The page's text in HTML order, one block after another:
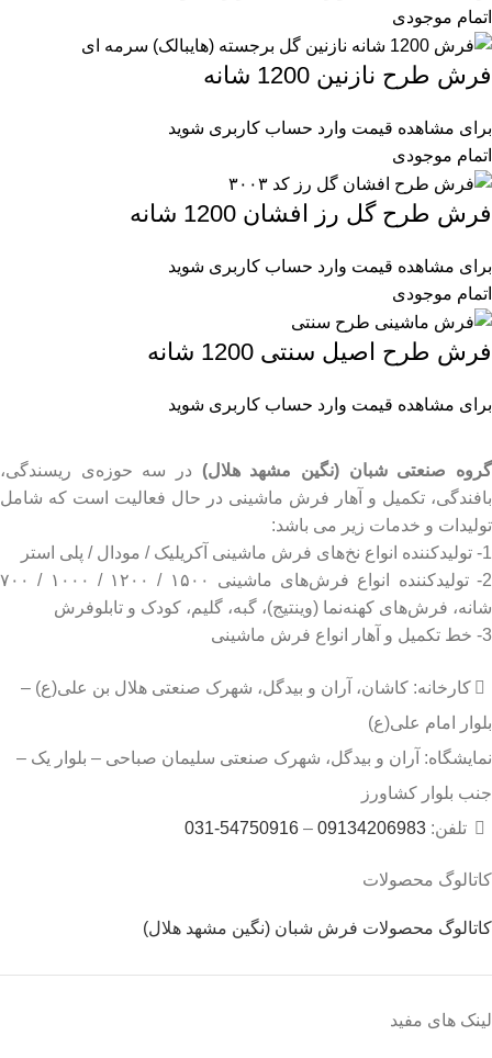
اتمام موجودی
فرش طرح نازنین 1200 شانه
برای مشاهده قیمت وارد حساب کاربری شوید
اتمام موجودی
فرش طرح گل رز افشان 1200 شانه
برای مشاهده قیمت وارد حساب کاربری شوید
اتمام موجودی
فرش طرح اصیل سنتی 1200 شانه
برای مشاهده قیمت وارد حساب کاربری شوید
گروه صنعتی شبان (نگین مشهد هلال) در سه حوزه‌ی ریسندگی،
بافندگی، تکمیل و آهار فرش ماشینی در حال فعالیت است که شامل
تولیدات و خدمات زیر می باشد:
1- تولیدکننده انواع نخ‌های فرش ماشینی آکریلیک / مودال / پلی استر
2- تولیدکننده انواع فرش‌های ماشینی ۱۵۰۰ / ۱۲۰۰ / ۱۰۰۰ / ۷۰۰
شانه، فرش‌های کهنه‌نما (وینتیج)، گبه، گلیم، کودک و تابلوفرش
3- خط تکمیل و آهار انواع فرش ماشینی
کارخانه: کاشان، آران و بیدگل، شهرک صنعتی هلال بن علی(ع) –
بلوار امام علی(ع)
نمایشگاه: آران و بیدگل، شهرک صنعتی سلیمان صباحی – بلوار یک –
جنب بلوار کشاورز
تلفن: 09134206983
–
54750916-031
کاتالوگ محصولات
کاتالوگ محصولات فرش شبان (نگین مشهد هلال)
لینک های مفید